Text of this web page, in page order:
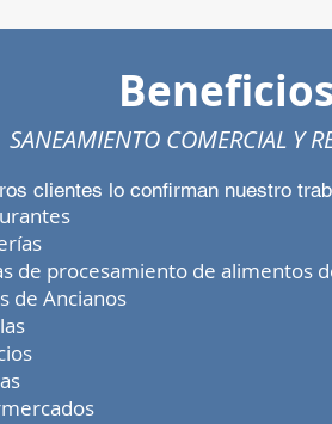
Beneficios
SANEAMIENTO COMERCIAL Y
clientes lo confirman nuestro
de procesamiento de alimentos
de Ancianos